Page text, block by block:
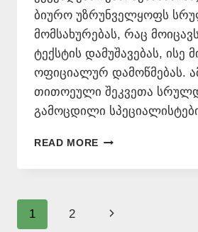
ბიურო უზრუნველყოფს
მომსახურებას, რაც
ტექსტის დამუშავებას, ისე
ოფიციალურ დამოწმებას.
თითოეული შეკვეთა
გამოცდილი
READ MORE ᲐᲠᲐᲑᲣᲚᲘ
ᲗᲐᲠᲒᲛᲜᲐ
Page
1 2 Next